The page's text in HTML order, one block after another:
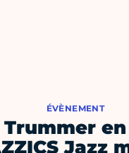
ÉVÈNEMENT
Jazz